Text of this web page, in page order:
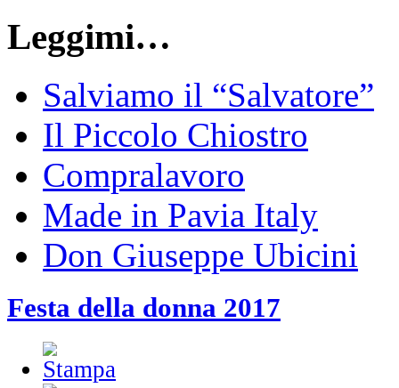
Leggimi…
Salviamo il “Salvatore”
Il Piccolo Chiostro
Compralavoro
Made in Pavia Italy
Don Giuseppe Ubicini
Festa della donna 2017